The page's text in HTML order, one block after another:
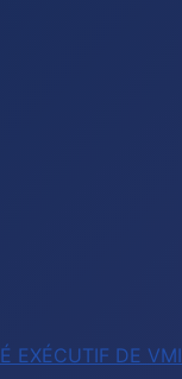
EXÉCUTIF DE VMI